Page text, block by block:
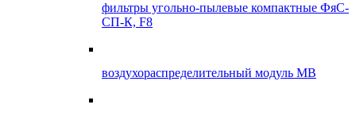
фильтры угольно-пылевые компактные ФяС-
СП-К, F8
воздухораспределительный модуль МВ